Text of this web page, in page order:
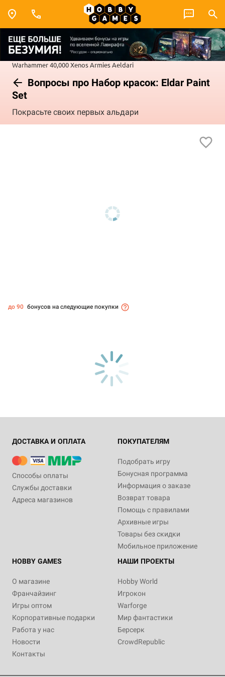
Warhammer 40,000Xenos ArmiesAeldari
Вопросы про Набор красок: Eldar Paint
Set
Покрасьте своих первых альдари
до 90 бонусов на следующие покупки
ДОСТАВКА И ОПЛАТА
Способы оплаты
Службы доставки
Адреса магазинов
ПОКУПАТЕЛЯМ
Подобрать игру
Бонусная программа
Информация о заказе
Возврат товара
Помощь с правилами
Архивные игры
Товары без скидки
Мобильное приложение
HOBBY GAMES
О магазине
Франчайзинг
Игры оптом
Корпоративные подарки
Работа у нас
Новости
Контакты
НАШИ ПРОЕКТЫ
Hobby World
Игрокон
Warforge
Мир фантастики
Берсерк
CrowdRepublic